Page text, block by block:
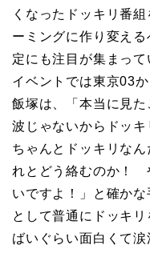
くなったドッキリ番
ーミングに作り変え
定にも注目が集まって
イベントでは東京03
飯塚は、「本当に見
波じゃないからドッキ
ちゃんとドッキリな
れとどう絡むのか！
いですよ！」と確か
として普通にドッキ
ばいぐらい面白くて